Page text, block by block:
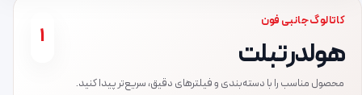
کاتالوگ جانبی فون
هولدر تبلت
محصول مناسب را با دسته‌بندی و فیلترهای دقیق، سریع‌تر پیدا کنید.
1